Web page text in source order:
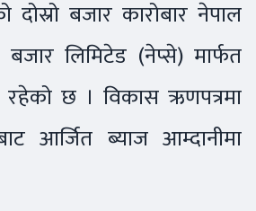
बजार कारोबार नेपाल
बजार लिमिटेड (नेप्से) मार्फत
रहेको छ । विकास ऋणपत्रमा
आर्जित ब्याज आम्दानीमा